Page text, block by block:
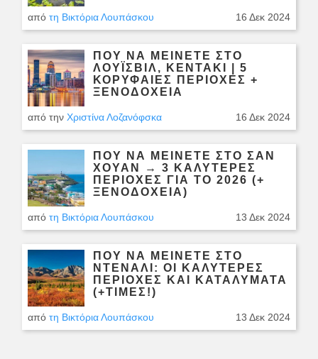
από τη Βικτόρια Λουπάσκου 16 Δεκ 2024
ΠΟΎ ΝΑ ΜΕΊΝΕΤΕ ΣΤΟ
ΛΟΎΙΣΒΙΛ, ΚΕΝΤΆΚΙ | 5
ΚΟΡΥΦΑΙΕΣ ΠΕΡΙΟΧΈΣ +
ΞΕΝΟΔΟΧΕΊΑ
από την Χριστίνα Λοζανόφσκα 16 Δεκ 2024
ΠΟΎ ΝΑ ΜΕΊΝΕΤΕ ΣΤΟ ΣΑΝ
ΧΟΥΆΝ → 3 ΚΑΛΎΤΕΡΕΣ
ΠΕΡΙΟΧΈΣ ΓΙΑ ΤΟ 2026 (+
ΞΕΝΟΔΟΧΕΊΑ)
από τη Βικτόρια Λουπάσκου 13 Δεκ 2024
ΠΟΎ ΝΑ ΜΕΊΝΕΤΕ ΣΤΟ
ΝΤΕΝΆΛΙ: ΟΙ ΚΑΛΎΤΕΡΕΣ
ΠΕΡΙΟΧΈΣ ΚΑΙ ΚΑΤΑΛΎΜΑΤΑ
(+ΤΙΜΈΣ!)
από τη Βικτόρια Λουπάσκου 13 Δεκ 2024